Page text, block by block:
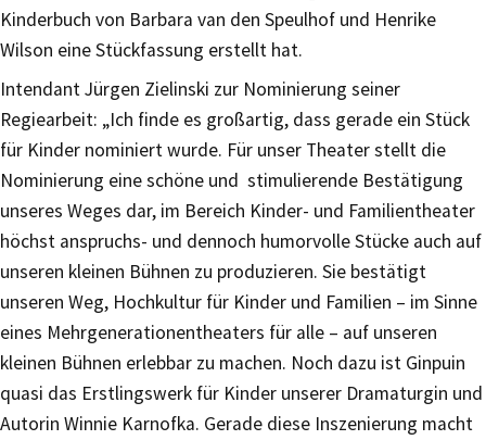
Kinderbuch von Barbara van den Speulhof und Henrike
Wilson eine Stückfassung erstellt hat.
Intendant Jürgen Zielinski zur Nominierung seiner
Regiearbeit: „Ich finde es großartig, dass gerade ein Stück
für Kinder nominiert wurde. Für unser Theater stellt die
Nominierung eine schöne und stimulierende Bestätigung
unseres Weges dar, im Bereich Kinder- und Familientheater
höchst anspruchs- und dennoch humorvolle Stücke auch auf
unseren kleinen Bühnen zu produzieren. Sie bestätigt
unseren Weg, Hochkultur für Kinder und Familien – im Sinne
eines Mehrgenerationentheaters für alle – auf unseren
kleinen Bühnen erlebbar zu machen. Noch dazu ist Ginpuin
quasi das Erstlingswerk für Kinder unserer Dramaturgin und
Autorin Winnie Karnofka. Gerade diese Inszenierung macht